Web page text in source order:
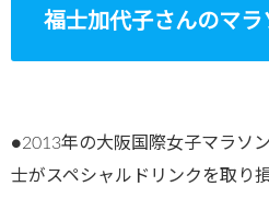
福士加代子さんのマラ
●2013年の大阪国際女子マラソ
士がスペシャルドリンクを取り